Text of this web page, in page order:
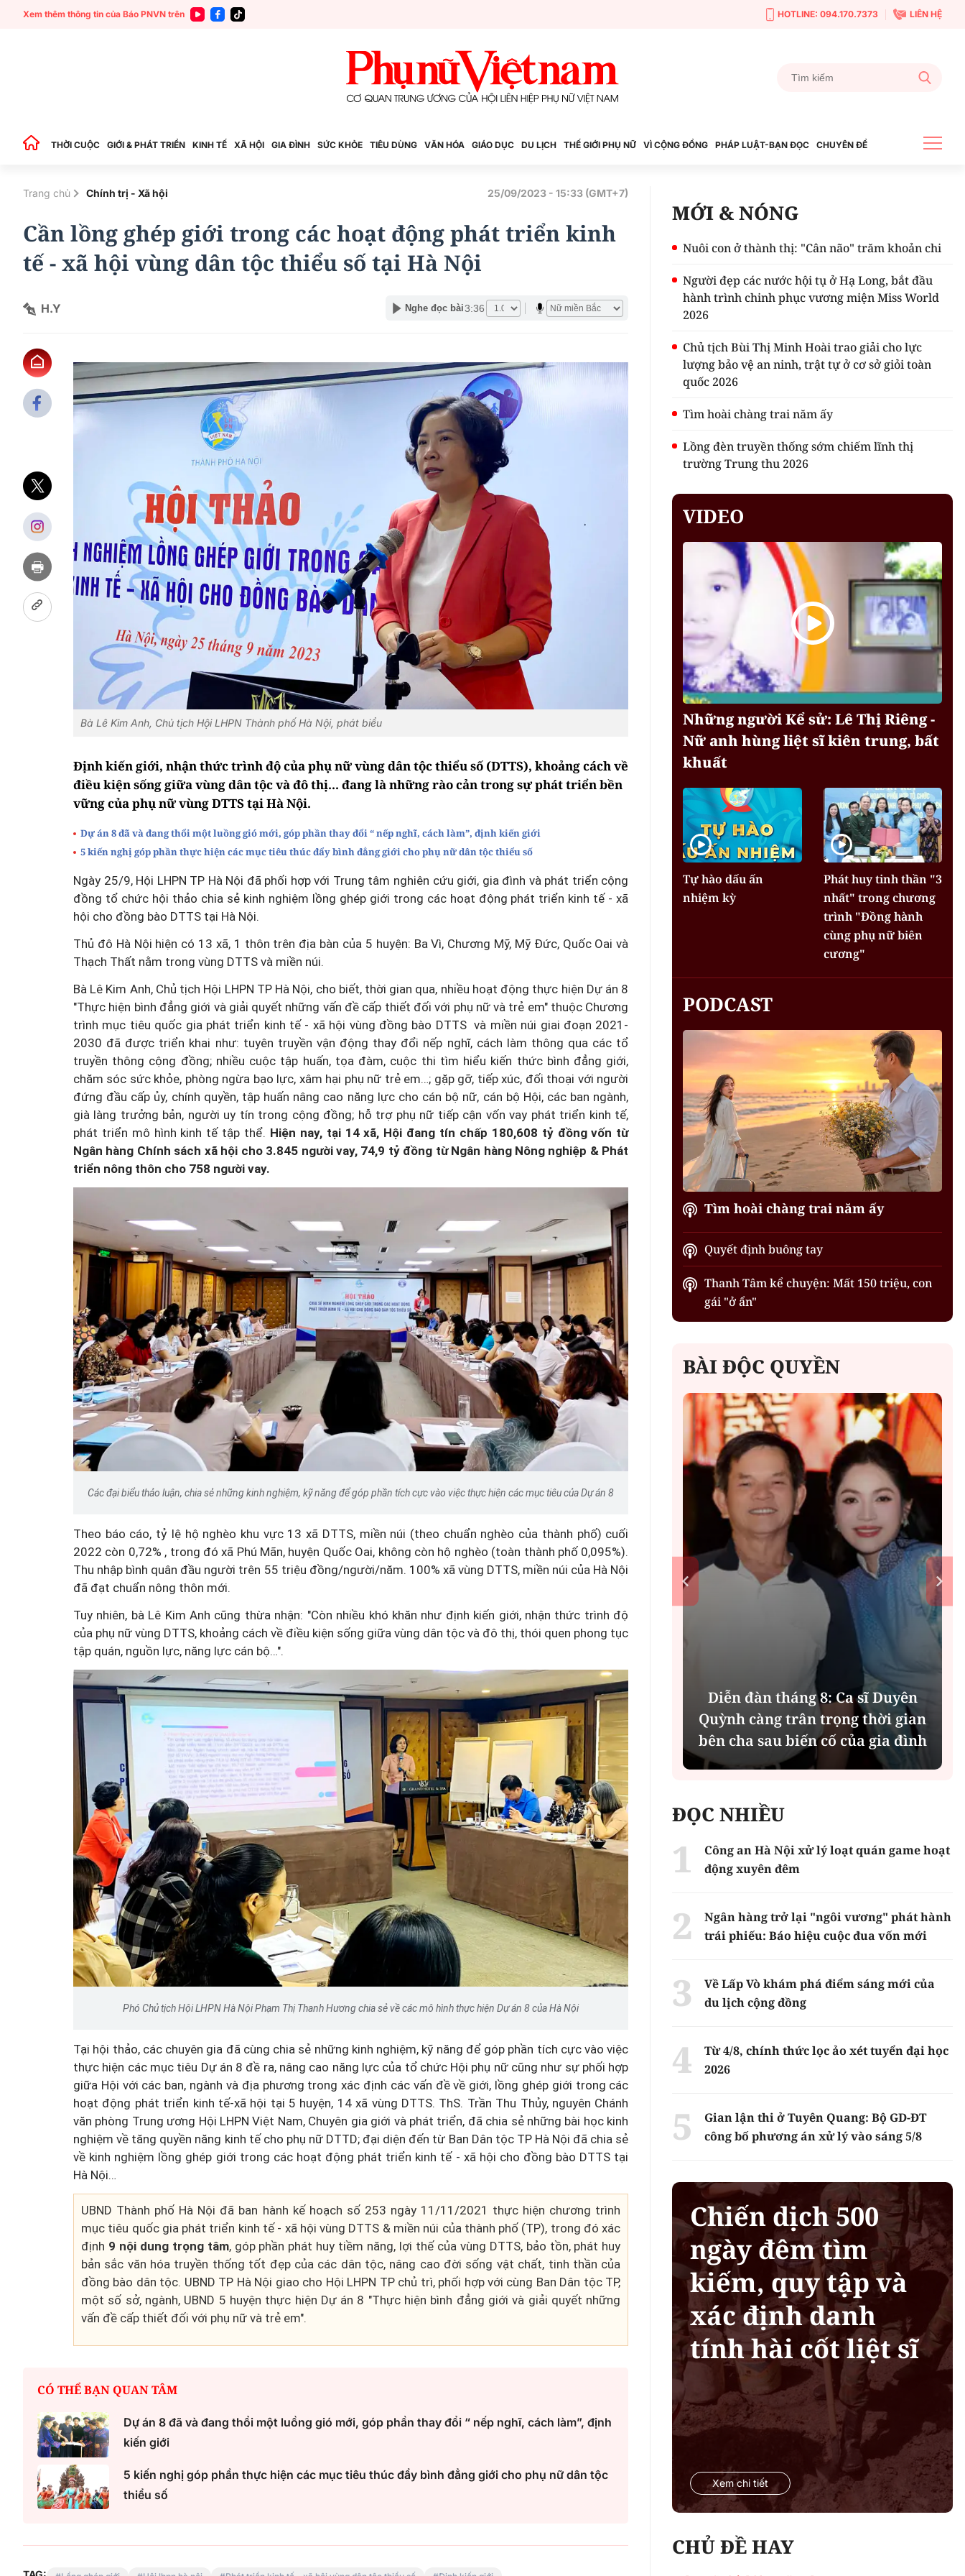
Xem thêm thông tin của Báo PNVN trên HOTLINE: 094.170.7373 LIÊN HỆ
THỜI CUỘC GIỚI & PHÁT TRIỂN KINH TẾ XÃ HỘI GIA ĐÌNH SỨC KHỎE TIÊU DÙNG VĂN HÓA GIÁO DỤC DU LỊCH THẾ GIỚI PHỤ NỮ VÌ CỘNG ĐỒNG PHÁP LUẬT-BẠN ĐỌC CHUYÊN ĐỀ
Trang chủ Chính trị - Xã hội 25/09/2023 - 15:33 (GMT+7)
Cần lồng ghép giới trong các hoạt động phát triển kinh
tế - xã hội vùng dân tộc thiểu số tại Hà Nội
H.Y Nghe đọc bài3:36
Bà Lê Kim Anh, Chủ tịch Hội LHPN Thành phố Hà Nội, phát biểu
Định kiến giới, nhận thức trình độ của phụ nữ vùng dân tộc thiểu số (DTTS), khoảng cách về
điều kiện sống giữa vùng dân tộc và đô thị... đang là những rào cản trong sự phát triển bền
vững của phụ nữ vùng DTTS tại Hà Nội.
Dự án 8 đã và đang thổi một luồng gió mới, góp phần thay đổi “ nếp nghĩ, cách làm”, định kiến giới
5 kiến nghị góp phần thực hiện các mục tiêu thúc đẩy bình đẳng giới cho phụ nữ dân tộc thiểu số
Ngày 25/9, Hội LHPN TP Hà Nội đã phối hợp với Trung tâm nghiên cứu giới, gia đình và phát triển cộng
đồng tổ chức hội thảo chia sẻ kinh nghiệm lồng ghép giới trong các hoạt động phát triển kinh tế - xã
hội cho đồng bào DTTS tại Hà Nội.
Thủ đô Hà Nội hiện có 13 xã, 1 thôn trên địa bàn của 5 huyện: Ba Vì, Chương Mỹ, Mỹ Đức, Quốc Oai và
Thạch Thất nằm trong vùng DTTS và miền núi.
Bà Lê Kim Anh, Chủ tịch Hội LHPN TP Hà Nội, cho biết, thời gian qua, nhiều hoạt động thực hiện Dự án 8
"Thực hiện bình đẳng giới và giải quyết những vấn đề cấp thiết đối với phụ nữ và trẻ em" thuộc Chương
trình mục tiêu quốc gia phát triển kinh tế - xã hội vùng đồng bào DTTS và miền núi giai đoạn 2021-
2030 đã được triển khai như: tuyên truyền vận động thay đổi nếp nghĩ, cách làm thông qua các tổ
truyền thông cộng đồng; nhiều cuộc tập huấn, tọa đàm, cuộc thi tìm hiểu kiến thức bình đẳng giới,
chăm sóc sức khỏe, phòng ngừa bạo lực, xâm hại phụ nữ trẻ em…; gặp gỡ, tiếp xúc, đối thoại với người
đứng đầu cấp ủy, chính quyền, tập huấn nâng cao năng lực cho cán bộ nữ, cán bộ Hội, các ban ngành,
già làng trưởng bản, người uy tín trong cộng đồng; hỗ trợ phụ nữ tiếp cận vốn vay phát triển kinh tế,
phát triển mô hình kinh tế tập thể. Hiện nay, tại 14 xã, Hội đang tín chấp 180,608 tỷ đồng vốn từ
Ngân hàng Chính sách xã hội cho 3.845 người vay, 74,9 tỷ đồng từ Ngân hàng Nông nghiệp & Phát
triển nông thôn cho 758 người vay.
Các đại biểu thảo luận, chia sẻ những kinh nghiệm, kỹ năng để góp phần tích cực vào việc thực hiện các mục tiêu của Dự án 8
Theo báo cáo, tỷ lệ hộ nghèo khu vực 13 xã DTTS, miền núi (theo chuẩn nghèo của thành phố) cuối
2022 còn 0,72% , trong đó xã Phú Mãn, huyện Quốc Oai, không còn hộ nghèo (toàn thành phố 0,095%).
Thu nhập bình quân đầu người trên 55 triệu đồng/người/năm. 100% xã vùng DTTS, miền núi của Hà Nội
đã đạt chuẩn nông thôn mới.
Tuy nhiên, bà Lê Kim Anh cũng thừa nhận: "Còn nhiều khó khăn như định kiến giới, nhận thức trình độ
của phụ nữ vùng DTTS, khoảng cách về điều kiện sống giữa vùng dân tộc và đô thị, thói quen phong tục
tập quán, nguồn lực, năng lực cán bộ…".
Phó Chủ tịch Hội LHPN Hà Nội Phạm Thị Thanh Hương chia sẻ về các mô hình thực hiện Dự án 8 của Hà Nội
Tại hội thảo, các chuyên gia đã cùng chia sẻ những kinh nghiệm, kỹ năng để góp phần tích cực vào việc
thực hiện các mục tiêu Dự án 8 đề ra, nâng cao năng lực của tổ chức Hội phụ nữ cũng như sự phối hợp
giữa Hội với các ban, ngành và địa phương trong xác định các vấn đề về giới, lồng ghép giới trong các
hoạt động phát triển kinh tế-xã hội tại 5 huyện, 14 xã vùng DTTS. ThS. Trần Thu Thủy, nguyên Chánh
văn phòng Trung ương Hội LHPN Việt Nam, Chuyên gia giới và phát triển, đã chia sẻ những bài học kinh
nghiệm về tăng quyền năng kinh tế cho phụ nữ DTTD; đại diện đến từ Ban Dân tộc TP Hà Nội đã chia sẻ
về kinh nghiệm lồng ghép giới trong các hoạt động phát triển kinh tế - xã hội cho đồng bào DTTS tại
Hà Nội…
UBND Thành phố Hà Nội đã ban hành kế hoạch số 253 ngày 11/11/2021 thực hiện chương trình
mục tiêu quốc gia phát triển kinh tế - xã hội vùng DTTS & miền núi của thành phố (TP), trong đó xác
định 9 nội dung trọng tâm, góp phần phát huy tiềm năng, lợi thế của vùng DTTS, bảo tồn, phát huy
bản sắc văn hóa truyền thống tốt đẹp của các dân tộc, nâng cao đời sống vật chất, tinh thần của
đồng bào dân tộc. UBND TP Hà Nội giao cho Hội LHPN TP chủ trì, phối hợp với cùng Ban Dân tộc TP,
một số sở, ngành, UBND 5 huyện thực hiện Dự án 8 "Thực hiện bình đẳng giới và giải quyết những
vấn đề cấp thiết đối với phụ nữ và trẻ em".
CÓ THỂ BẠN QUAN TÂM
Dự án 8 đã và đang thổi một luồng gió mới, góp phần thay đổi “ nếp nghĩ, cách làm”, định
kiến giới
5 kiến nghị góp phần thực hiện các mục tiêu thúc đẩy bình đẳng giới cho phụ nữ dân tộc
thiểu số
MỚI & NÓNG
Nuôi con ở thành thị: "Cân não" trăm khoản chi
Người đẹp các nước hội tụ ở Hạ Long, bắt đầu
hành trình chinh phục vương miện Miss World
2026
Chủ tịch Bùi Thị Minh Hoài trao giải cho lực
lượng bảo vệ an ninh, trật tự ở cơ sở giỏi toàn
quốc 2026
Tìm hoài chàng trai năm ấy
Lồng đèn truyền thống sớm chiếm lĩnh thị
trường Trung thu 2026
VIDEO
Những người Kể sử: Lê Thị Riêng -
Nữ anh hùng liệt sĩ kiên trung, bất
khuất
Tự hào dấu ấn
nhiệm kỳ
Phát huy tinh thần "3
nhất" trong chương
trình "Đồng hành
cùng phụ nữ biên
cương"
PODCAST
Tìm hoài chàng trai năm ấy
Quyết định buông tay
Thanh Tâm kể chuyện: Mất 150 triệu, con
gái "ở ẩn"
BÀI ĐỘC QUYỀN
Một cuộc hôn nhân tan vỡ, 3
mảnh đất và bản án vì lẽ công
bằng
Hà Nội thu hút bác sĩ về trạm y
tế, tạo điều kiện để người dân
tiếp cận các dịch vụ y tế kỹ thuật
cao
Diễn đàn tháng 8: Ca sĩ Duyên
Quỳnh càng trân trọng thời gian
bên cha sau biến cố của gia đình
ĐỌC NHIỀU
Công an Hà Nội xử lý loạt quán game hoạt
động xuyên đêm
Ngân hàng trở lại "ngôi vương" phát hành
trái phiếu: Báo hiệu cuộc đua vốn mới
Về Lấp Vò khám phá điểm sáng mới của
du lịch cộng đồng
Từ 4/8, chính thức lọc ảo xét tuyển đại học
2026
Gian lận thi ở Tuyên Quang: Bộ GD-ĐT
công bố phương án xử lý vào sáng 5/8
Chiến dịch 500
ngày đêm tìm
kiếm, quy tập và
xác định danh
tính hài cốt liệt sĩ
Xem chi tiết
CHỦ ĐỀ HAY